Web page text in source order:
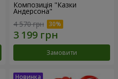
Композиція "Казки
Андерсона"
4 570 грн
Замовити